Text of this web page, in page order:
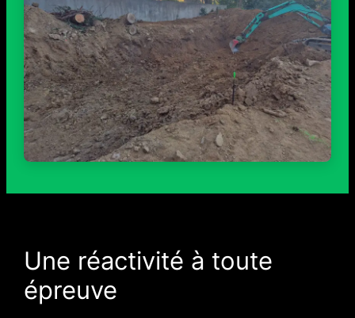
Une réactivité à toute
épreuve